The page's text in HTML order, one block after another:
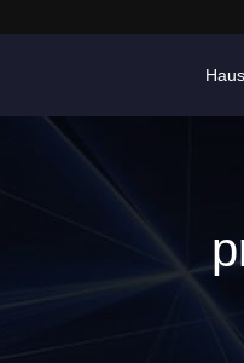
Haus